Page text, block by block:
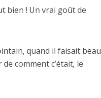
bien ! Un vrai goût de
quand il faisait beau
comment c’était, le